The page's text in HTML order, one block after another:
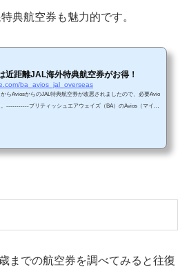
典航空券も魅力的です。
近距離JAL海外特典航空券がお得！
ba_avios_jal_overseas
からAviosからのJAL特典航空券が改悪されましたので、必要Avio
-----------ブリティッシュエアウェイズ（BA）のAvios（マイル
より少ないAviosで入手できます（赤）。一方で、長距離（シ
までの航空券を調べてみると往復